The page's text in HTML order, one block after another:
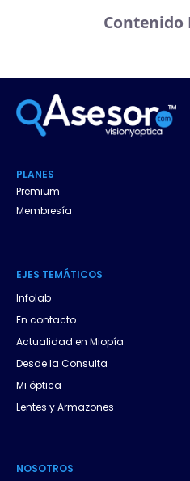
Contenido
PLANES
Premium
Membresía
EJES.TEMÁTICOS
Infolab
En contacto
Actualidad en Miopía
Desde la Consulta
Mi óptica
Lentes y Armazones
NOSOTROS